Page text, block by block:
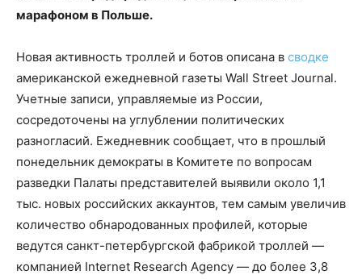
марафоном в Польше.
Новая активность троллей и ботов описана в сводке
американской ежедневной газеты Wall Street Journal.
Учетные записи, управляемые из России,
сосредоточены на углублении политических
разногласий. Ежедневник сообщает, что в прошлый
понедельник демократы в Комитете по вопросам
разведки Палаты представителей выявили около 1,1
тыс. новых российских аккаунтов, тем самым увеличив
количество обнародованных профилей, которые
ведутся санкт-петербургской фабрикой троллей —
компанией Internet Research Agency — до более 3,8